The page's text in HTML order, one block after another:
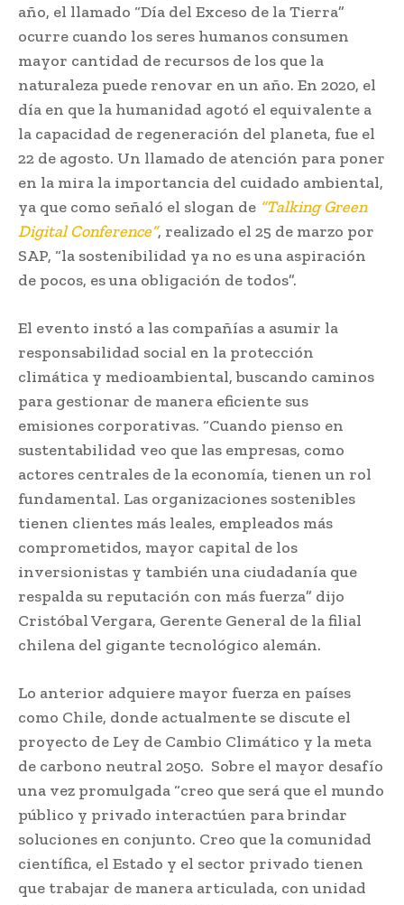
año, el llamado “Día del Exceso de la Tierra”
ocurre cuando los seres humanos consumen
mayor cantidad de recursos de los que la
naturaleza puede renovar en un año. En 2020, el
día en que la humanidad agotó el equivalente a
la capacidad de regeneración del planeta, fue el
22 de agosto. Un llamado de atención para poner
en la mira la importancia del cuidado ambiental,
ya que como señaló el slogan de “Talking Green
Digital Conference”, realizado el 25 de marzo por
SAP, “la sostenibilidad ya no es una aspiración
de pocos, es una obligación de todos”.
El evento instó a las compañías a asumir la
responsabilidad social en la protección
climática y medioambiental, buscando caminos
para gestionar de manera eficiente sus
emisiones corporativas. “Cuando pienso en
sustentabilidad veo que las empresas, como
actores centrales de la economía, tienen un rol
fundamental. Las organizaciones sostenibles
tienen clientes más leales, empleados más
comprometidos, mayor capital de los
inversionistas y también una ciudadanía que
respalda su reputación con más fuerza” dijo
Cristóbal Vergara, Gerente General de la filial
chilena del gigante tecnológico alemán.
Lo anterior adquiere mayor fuerza en países
como Chile, donde actualmente se discute el
proyecto de Ley de Cambio Climático y la meta
de carbono neutral 2050. Sobre el mayor desafío
una vez promulgada “creo que será que el mundo
público y privado interactúen para brindar
soluciones en conjunto. Creo que la comunidad
científica, el Estado y el sector privado tienen
que trabajar de manera articulada, con unidad